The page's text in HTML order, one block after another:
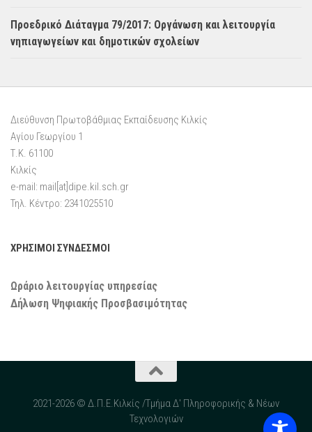
Προεδρικό Διάταγμα 79/2017: Οργάνωση και λειτουργία
νηπιαγωγείων και δημοτικών σχολείων
Διεύθυνση Πρωτοβάθμιας Εκπαίδευσης Κιλκίς
Αγίου Γεωργίου 1
Τ.Κ. 61100
Κιλκίς
e-mail: mail[at]dipe.kil.sch.gr
Τηλ. Κέντρο: 2341025510
ΧΡΗΣΙΜΟΙ ΣΥΝΔΕΣΜΟΙ
Ωράριο λειτουργίας υπηρεσίας
Δήλωση Ψηφιακής Προσβασιμότητας
2021-2026 © Δ.Π.Ε.Κιλκίς /Τμήμα Δ' Πληροφορικής & Νέων
Τεχνολογιών